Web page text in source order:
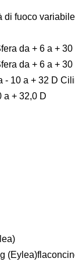
di fuoco variabile
da + 6 a +
da + 6 a +
- 10 a + 32 D
a + 32,0 D